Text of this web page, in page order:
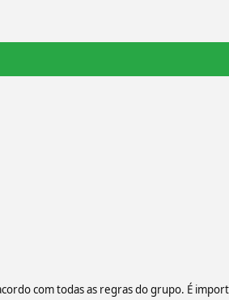
com todas as regras do grupo. É